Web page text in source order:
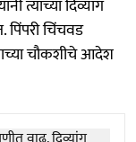
त्यांच्या दिव्यांग
चिंचवड
चौकशीचे आदेश